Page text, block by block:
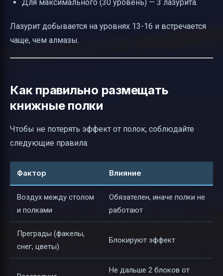
Для максимального (30 уровень) — 3 лазурита.
Лазурит добывается на уровнях 13-16 и встречается
чаще, чем алмазы.
Как правильно размещать
книжные полки
Чтобы не потерять эффект от полок, соблюдайте
следующие правила:
Фактор Влияние
Воздух между столом
и полками
Обязателен, иначе полки не
работают
Преграды (факелы,
снег, цветы)
Блокируют эффект
Не дальше 2 блоков от